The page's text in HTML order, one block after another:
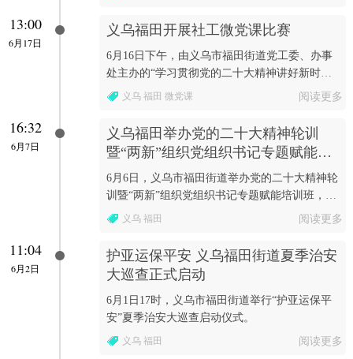
义乌福田开展社工微党课比赛
6月16日下午，由义乌市福田街道党工委、办事
处主办的“学习贯彻党的二十大精神讲好新时代
的社工故事”社工微党课比赛在北下朱文化礼堂
义乌 福田 微党课 阅读更多
13:00
6月17日
义乌福田举办党的二十大精神轮训
暨“两新”组织党组织书记专题赋能培
训班
6月6日，义乌市福田街道举办党的二十大精神轮
训暨“两新”组织党组织书记专题赋能培训班，街
道全体“两新”党组织书记参加培训。
义乌 福田 阅读更多
16:32
6月7日
护亚运保平安 义乌福田街道夏季治安
大巡查正式启动
6月1日17时，义乌市福田街道举行“护亚运保平
安”夏季治安大巡查启动仪式。
义乌 福田 阅读更多
11:04
6月2日